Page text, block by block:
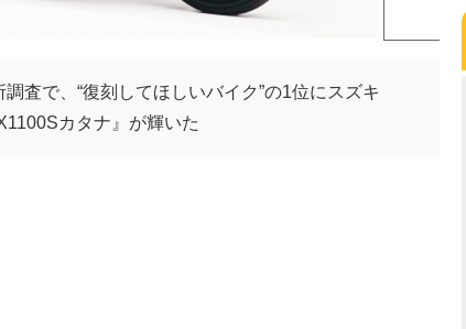
査で、“復刻してほしいバイク”の1位にスズキ
カタナ』が輝いた